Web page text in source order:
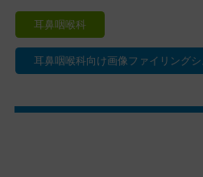
耳鼻咽喉科
耳鼻咽喉科向け画像ファイリング